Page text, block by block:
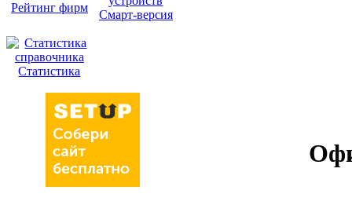
Рейтинг фирм
Смарт-версия
Статистика